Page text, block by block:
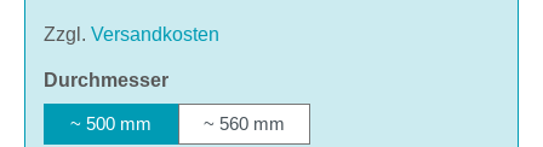
Zzgl. Versandkosten
Durchmesserauswählen
~ 500 mm ~ 560 mm